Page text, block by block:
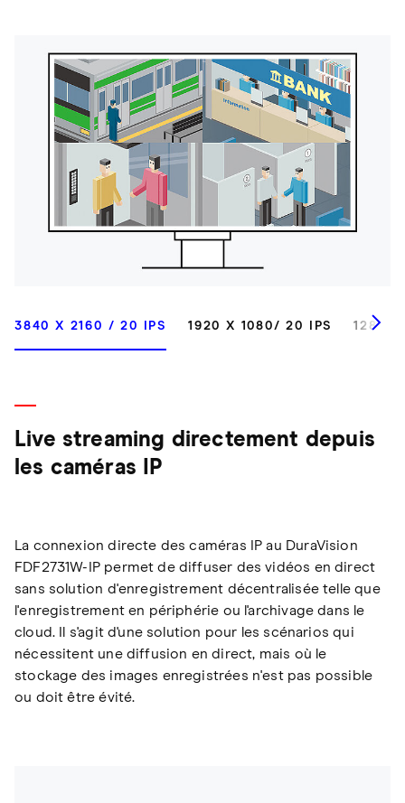
3840 X 2160 / 20 IPS 1920 X 1080/ 20 IPS 1280
Live streaming directement depuis
les caméras IP
La connexion directe des caméras IP au DuraVision
FDF2731W-IP permet de diffuser des vidéos en direct
sans solution d'enregistrement décentralisée telle que
l'enregistrement en périphérie ou l'archivage dans le
cloud. Il s'agit d'une solution pour les scénarios qui
nécessitent une diffusion en direct, mais où le
stockage des images enregistrées n'est pas possible
ou doit être évité.